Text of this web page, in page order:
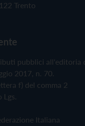
Trento
pubblici all'editoria
2017, n. 70.
f) del comma 2
Lgs.
Italiana